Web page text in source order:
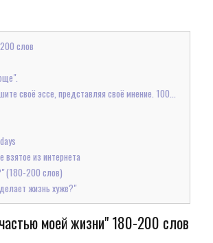
слов
своё эссе, представляя своё мнение. 100...
из интернета
(180-200 слов)
жизнь хуже?"
моей жизни" 180-200 слов